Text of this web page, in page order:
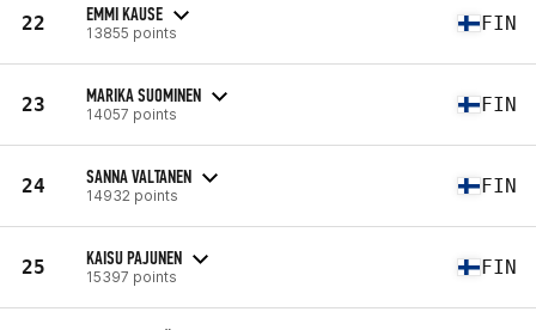
22 EMMI KAUSE
13855 points FIN
23 MARIKA SUOMINEN
14057 points FIN
24 SANNA VALTANEN
14932 points FIN
25 KAISU PAJUNEN
15397 points FIN